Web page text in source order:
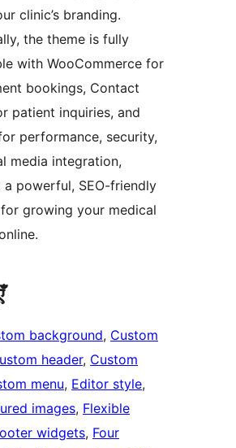
clinic’s branding.
the theme is fully
with WooCommerce for
bookings, Contact
patient inquiries, and
performance, security,
media integration,
a powerful, SEO-friendly
growing your medical
background, Custom
header, Custom
menu, Editor style
images, Flexible
widgets, Four